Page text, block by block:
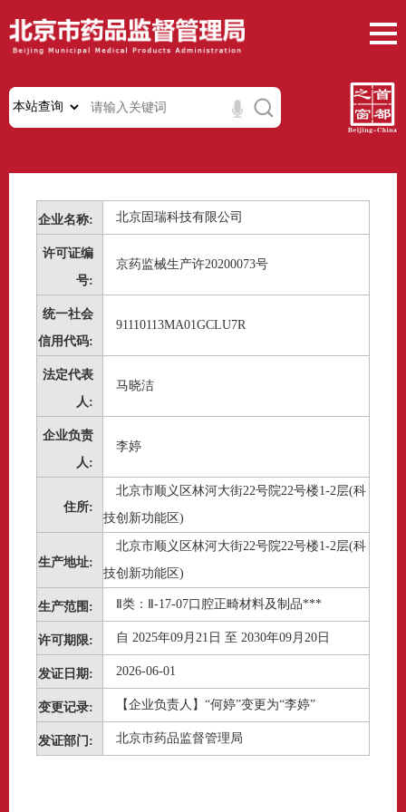
企业名称: 北京固瑞科技有限公司
许可证编
号:
京药监械生产许20200073号
统一社会
信用代码:
91110113MA01GCLU7R
法定代表
人:
马晓洁
企业负责
人:
李婷
住所:
北京市顺义区林河大街22号院22号楼1-2层(科
技创新功能区)
生产地址:
北京市顺义区林河大街22号院22号楼1-2层(科
技创新功能区)
生产范围: Ⅱ类：Ⅱ-17-07口腔正畸材料及制品***
许可期限: 自 2025年09月21日 至 2030年09月20日
发证日期: 2026-06-01
变更记录: 【企业负责人】“何婷”变更为“李婷”
发证部门: 北京市药品监督管理局